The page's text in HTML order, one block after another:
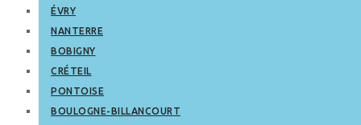
ÉVRY
NANTERRE
BOBIGNY
CRÉTEIL
PONTOISE
BOULOGNE-BILLANCOURT